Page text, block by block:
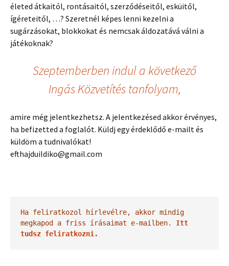
életed átkaitól, rontásaitól, szerződéseitől, esküitől,
ígéreteitől, …? Szeretnél képes lenni kezelni a
sugárzásokat, blokkokat és nemcsak áldozatává válni a
játékoknak?
Szeptemberben indul a következő
Ingás Közvetítés tanfolyam,
amire még jelentkezhetsz. A jelentkezésed akkor érvényes,
ha befizetted a foglalót. Küldj egy érdeklődő e-mailt és
küldöm a tudnivalókat!
efthajduildiko@gmail.com
Ha feliratkozol hírlevélre, akkor mindig
megkapod a friss írásaimat e-mailben. Itt
tudsz feliratkozni.